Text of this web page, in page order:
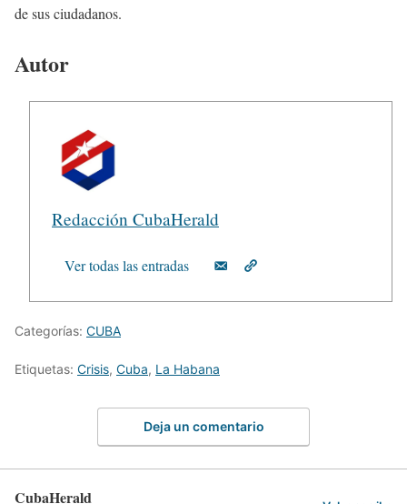
de sus ciudadanos.
Autor
Redacción CubaHerald
Ver todas las entradas
Categorías: CUBA
Etiquetas: Crisis, Cuba, La Habana
Deja un comentario
CubaHerald